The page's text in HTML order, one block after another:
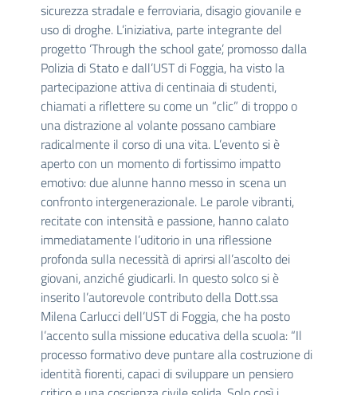
sicurezza stradale e ferroviaria, disagio giovanile e
uso di droghe. L’iniziativa, parte integrante del
progetto ‘Through the school gate’, promosso dalla
Polizia di Stato e dall’UST di Foggia, ha visto la
partecipazione attiva di centinaia di studenti,
chiamati a riflettere su come un “clic” di troppo o
una distrazione al volante possano cambiare
radicalmente il corso di una vita. L’evento si è
aperto con un momento di fortissimo impatto
emotivo: due alunne hanno messo in scena un
confronto intergenerazionale. Le parole vibranti,
recitate con intensità e passione, hanno calato
immediatamente l’uditorio in una riflessione
profonda sulla necessità di aprirsi all’ascolto dei
giovani, anziché giudicarli. In questo solco si è
inserito l’autorevole contributo della Dott.ssa
Milena Carlucci dell’UST di Foggia, che ha posto
l’accento sulla missione educativa della scuola: “Il
processo formativo deve puntare alla costruzione di
identità fiorenti, capaci di sviluppare un pensiero